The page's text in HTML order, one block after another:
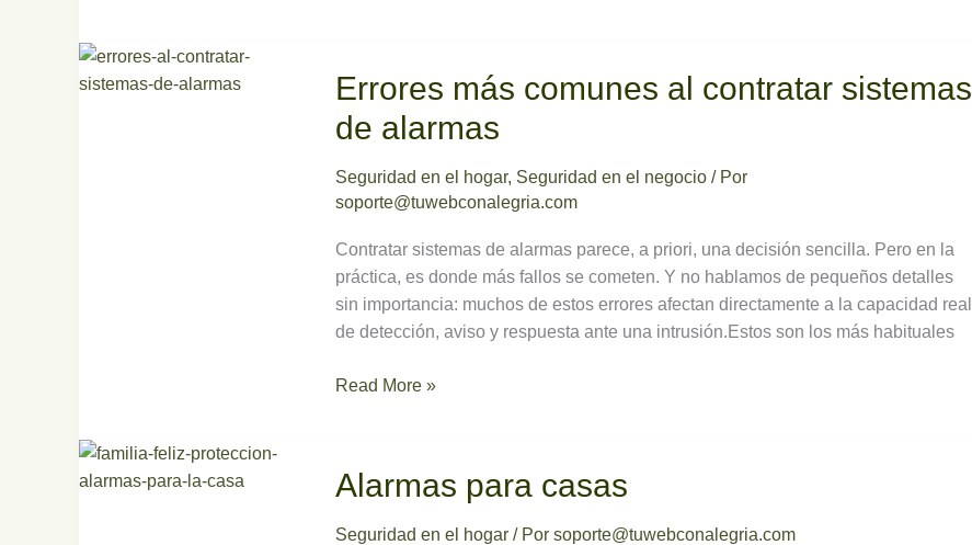
Errores más comunes al contratar sistemas
de alarmas
Seguridad en el hogar, Seguridad en el negocio / Por
soporte@tuwebconalegria.com
Contratar sistemas de alarmas parece, a priori, una decisión sencilla. Pero en la
práctica, es donde más fallos se cometen. Y no hablamos de pequeños detalles
sin importancia: muchos de estos errores afectan directamente a la capacidad real
de detección, aviso y respuesta ante una intrusión.Estos son los más habituales
más
al
sistemas
alarmas
Read More »
Alarmas para casas
Seguridad en el hogar / Por soporte@tuwebconalegria.com
para